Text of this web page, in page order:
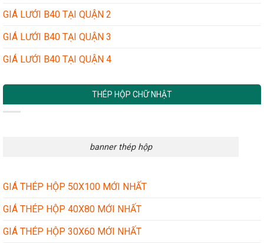
GIÁ LƯỚI B40 TẠI QUẬN 2
GIÁ LƯỚI B40 TẠI QUẬN 3
GIÁ LƯỚI B40 TẠI QUẬN 4
THÉP HỘP CHỮ NHẬT
banner thép hộp
GIÁ THÉP HỘP 50X100 MỚI NHẤT
GIÁ THÉP HỘP 40X80 MỚI NHẤT
GIÁ THÉP HỘP 30X60 MỚI NHẤT